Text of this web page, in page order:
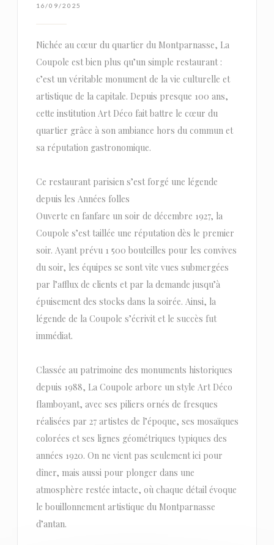
16/09/2025
Nichée au cœur du quartier du Montparnasse, La
Coupole est bien plus qu’un simple restaurant :
c’est un véritable monument de la vie culturelle et
artistique de la capitale. Depuis presque 100 ans,
cette institution Art Déco fait battre le cœur du
quartier grâce à son ambiance hors du commun et
sa réputation gastronomique.
Ce restaurant parisien s’est forgé une légende
depuis les Années folles
Ouverte en fanfare un soir de décembre 1927, la
Coupole s’est taillée une réputation dès le premier
soir. Ayant prévu 1 500 bouteilles pour les convives
du soir, les équipes se sont vite vues submergées
par l’afflux de clients et par la demande jusqu’à
épuisement des stocks dans la soirée. Ainsi, la
légende de la Coupole s’écrivit et le succès fut
immédiat.
Classée au patrimoine des monuments historiques
depuis 1988, La Coupole arbore un style Art Déco
flamboyant, avec ses piliers ornés de fresques
réalisées par 27 artistes de l’époque, ses mosaïques
colorées et ses lignes géométriques typiques des
années 1920. On ne vient pas seulement ici pour
dîner, mais aussi pour plonger dans une
atmosphère restée intacte, où chaque détail évoque
le bouillonnement artistique du Montparnasse
d’antan.